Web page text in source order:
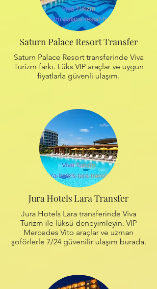
Saturn Palace Resort Transfer
Saturn Palace Resort transferinde Viva
Turizm farkı. Lüks VIP araçlar ve uygun
fiyatlarla güvenli ulaşım.
Jura Hotels Lara Transfer
Jura Hotels Lara transferinde Viva
Turizm ile lüksü deneyimleyin. VIP
Mercedes Vito araçlar ve uzman
şoförlerle 7/24 güvenilir ulaşım burada.